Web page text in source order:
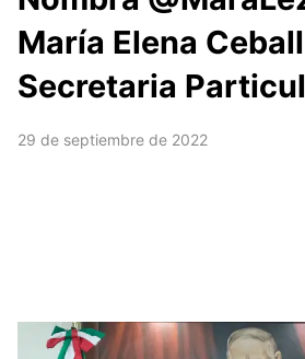
María Elena
Secretaria
29 de septiembre de 2022